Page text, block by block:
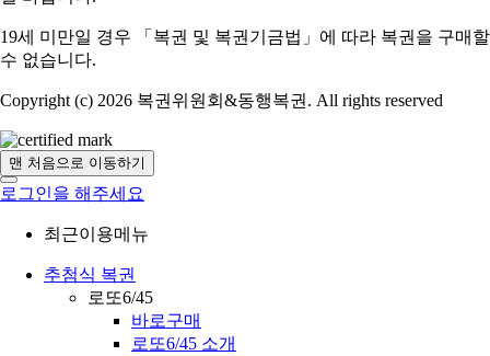
19세 미만일 경우 「복권 및 복권기금법」에 따라 복권을 구매할
수 없습니다.
Copyright (c) 2026 복권위원회&동행복권. All rights reserved
맨 처음으로 이동하기
로그인을 해주세요
최근이용메뉴
추첨식 복권
로또6/45
바로구매
로또6/45 소개